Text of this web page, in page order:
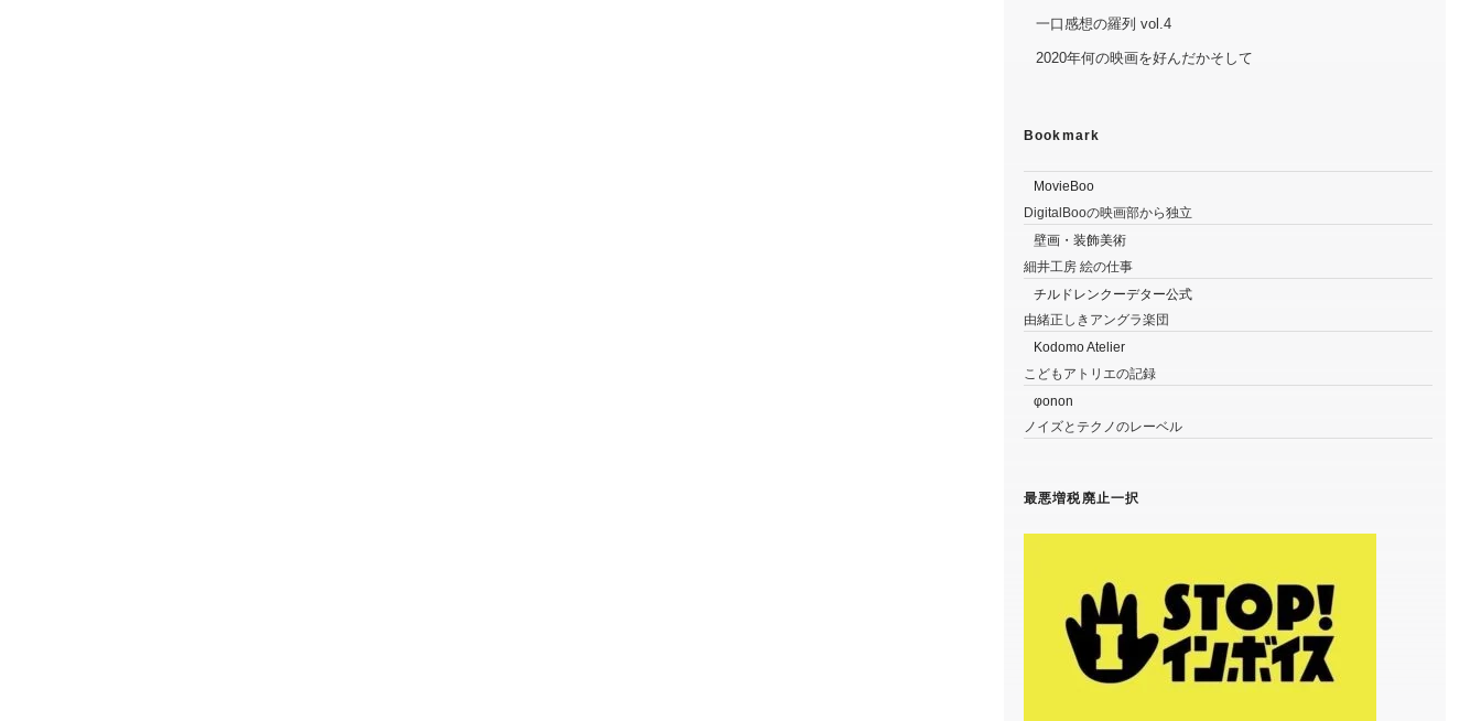
一口感想の羅列 vol.4
2020年何の映画を好んだかそして
Bookmark
MovieBoo
DigitalBooの映画部から独立
壁画・装飾美術
細井工房 絵の仕事
チルドレンクーデター公式
由緒正しきアングラ楽団
Kodomo Atelier
こどもアトリエの記録
φonon
ノイズとテクノのレーベル
最悪増税廃止一択